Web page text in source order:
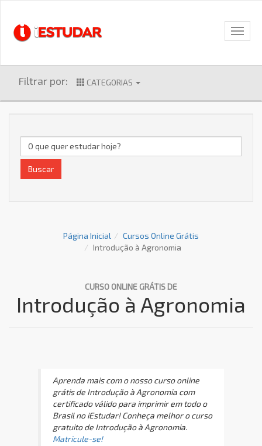
Filtrar por: CATEGORIAS
Buscar
Página Inicial
Cursos Online Grátis
Introdução à Agronomia
CURSO ONLINE GRÁTIS DE
Introdução à Agronomia
Aprenda mais com o nosso curso online
grátis de Introdução à Agronomia com
certificado válido para imprimir em todo o
Brasil no iEstudar! Conheça melhor o curso
gratuito de Introdução à Agronomia.
Matricule-se!